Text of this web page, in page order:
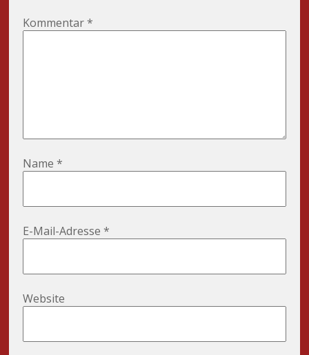
Kommentar*
Name*
E-Mail-Adresse*
Website